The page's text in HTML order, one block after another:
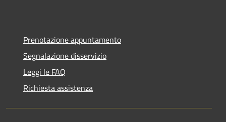
Prenotazione appuntamento
Segnalazione disservizio
Leggi le FAQ
Richiesta assistenza